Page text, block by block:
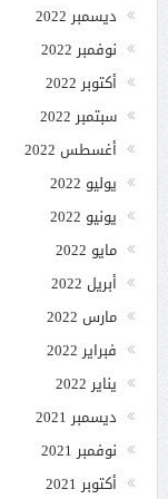
ديسمبر 2022
نوفمبر 2022
أكتوبر 2022
سبتمبر 2022
أغسطس 2022
يوليو 2022
يونيو 2022
مايو 2022
أبريل 2022
مارس 2022
فبراير 2022
يناير 2022
ديسمبر 2021
نوفمبر 2021
أكتوبر 2021